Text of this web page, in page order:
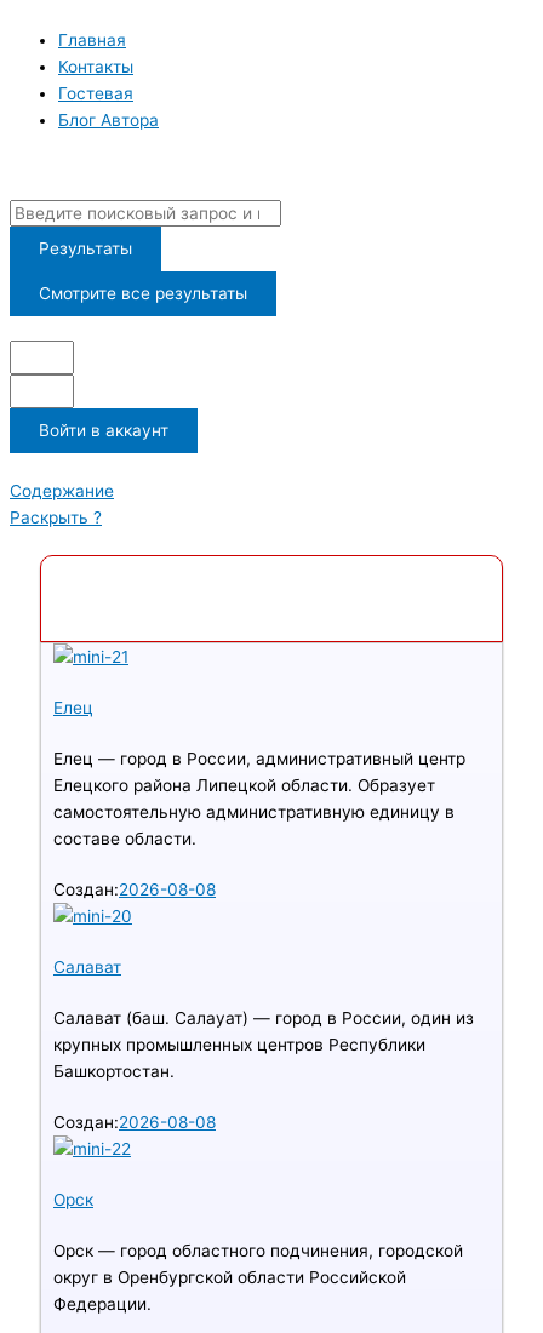
содержимому
Главная
Контакты
Гостевая
Блог Автора
Search
Результаты
Смотрите все результаты
Войти в аккаунт
Содержание
Раскрыть ?
Елец
Елец — город в России, административный центр
Елецкого района Липецкой области. Образует
самостоятельную административную единицу в
составе области.
Создан:2026-08-08
Салават
Салават (баш. Салауат) — город в России, один из
крупных промышленных центров Республики
Башкортостан.
Создан:2026-08-08
Орск
Орск — город областного подчинения, городской
округ в Оренбургской области Российской
Федерации.